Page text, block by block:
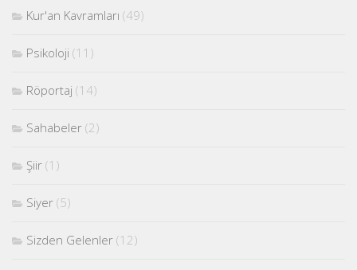
Kur'an Kavramları (49)
Psikoloji (11)
Röportaj (14)
Sahabeler (2)
Şiir (1)
Siyer (5)
Sizden Gelenler (12)